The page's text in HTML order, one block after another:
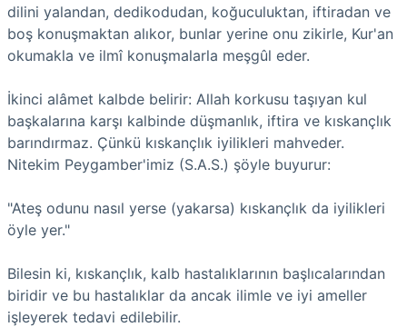
dilini yalandan, dedikodudan, koğuculuktan, iftiradan ve
boş konuşmaktan alıkor, bunlar yerine onu zikirle, Kur'an
okumakla ve ilmî konuşmalarla meşgûl eder.
İkinci alâmet kalbde belirir: Allah korkusu taşıyan kul
başkalarına karşı kalbinde düşmanlık, iftira ve kıskançlık
barındırmaz. Çünkü kıskançlık iyilikleri mahveder.
Nitekim Peygamber'imiz (S.A.S.) şöyle buyurur:
"Ateş odunu nasıl yerse (yakarsa) kıskançlık da iyilikleri
öyle yer."
Bilesin ki, kıskançlık, kalb hastalıklarının başlıcalarından
biridir ve bu hastalıklar da ancak ilimle ve iyi ameller
işleyerek tedavi edilebilir.